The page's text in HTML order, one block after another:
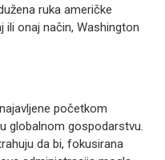
ruka američke
ili onaj način, Washington
početkom
globalnom gospodarstvu.
da bi, fokusirana